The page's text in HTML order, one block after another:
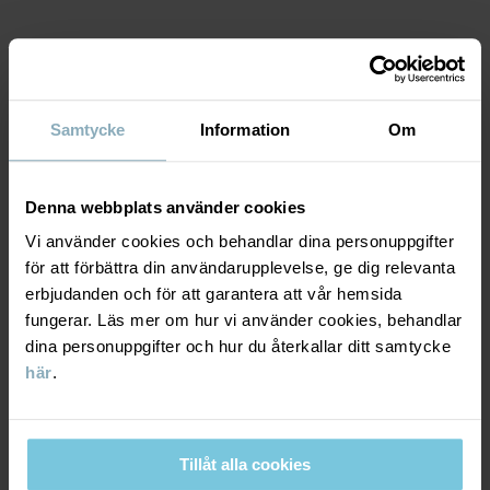
Samtycke Information Om
Denna webbplats använder cookies
Vi använder cookies och behandlar dina personuppgifter
för att förbättra din användarupplevelse, ge dig relevanta
erbjudanden och för att garantera att vår hemsida
fungerar. Läs mer om hur vi använder cookies, behandlar
dina personuppgifter och hur du återkallar ditt samtycke
här.
Tillåt alla cookies
Tillverkningsland:Kina
Fabrik:Haining Weiersi Knitting Co Ltd
Material
82% Cotton Organic
16% Polyamide
2% Elastane
Skötselråd
TVÄTT
40°C maskintvätt varm
HÅLLBARHET
LEVERANS & RETUR
Leverans & retur
Leverans
kassan visas de tillgängliga leveransalternativ baserat på vilket
postnummer som ordern ska levereras till.
DU KANSKE OCKSÅ GILLAR